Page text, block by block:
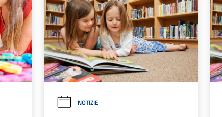
NOTIZIE